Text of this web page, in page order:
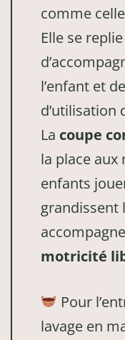
comme
Elle se
l’enfant et
d’utilisation
La coupe
la place aux
enfants
grandissent
motricité
Pour
lavage en